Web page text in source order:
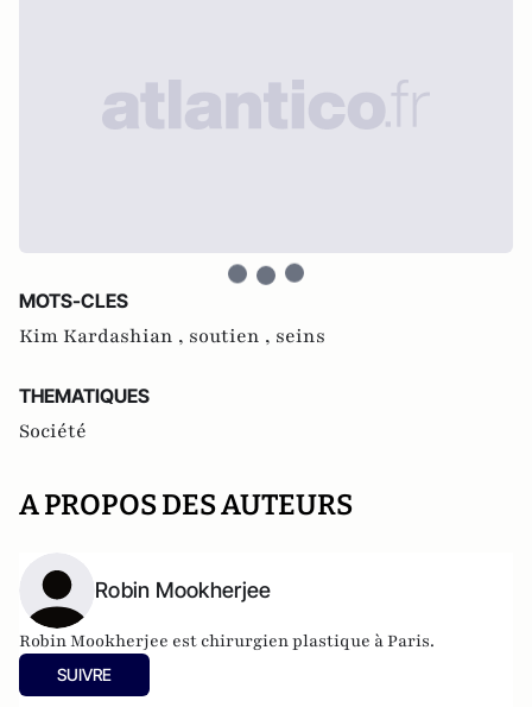
MOTS-CLES
Kim Kardashian , soutien , seins
THEMATIQUES
Société
A PROPOS DES AUTEURS
Robin Mookherjee
Robin Mookherjee est chirurgien plastique à Paris.
SUIVRE